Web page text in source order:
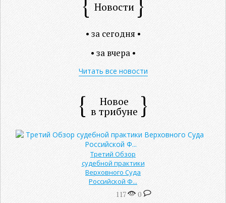
Новости
• за сегодня •
• за вчера •
Читать все новости
Новое
в трибуне
Третий Обзор
судебной практики
Верховного Суда
Российской Ф...
117 0